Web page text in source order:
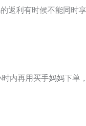
返利有时候不能同时
内再用买手妈妈下单